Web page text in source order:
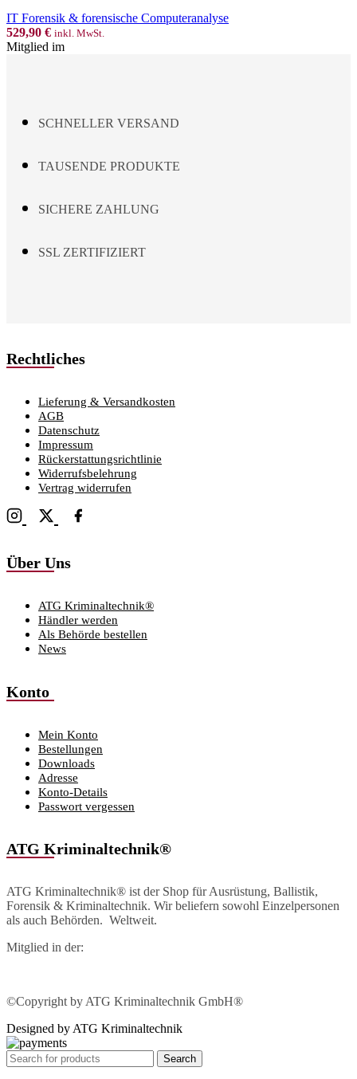
Menge
IT Forensik & forensische Computeranalyse
529,90 € inkl. MwSt.
Mitglied im
SCHNELLER VERSAND
TAUSENDE PRODUKTE
SICHERE ZAHLUNG
SSL ZERTIFIZIERT
Rechtliches
Lieferung & Versandkosten
AGB
Datenschutz
Impressum
Rückerstattungsrichtlinie
Widerrufsbelehrung
Vertrag widerrufen
Über Uns
ATG Kriminaltechnik®
Händler werden
Als Behörde bestellen
News
Konto
Mein Konto
Bestellungen
Downloads
Adresse
Konto-Details
Passwort vergessen
ATG Kriminaltechnik®
ATG Kriminaltechnik® ist der Shop für Ausrüstung, Ballistik,
Forensik & Kriminaltechnik. Wir beliefern sowohl Einzelpersonen
als auch Behörden. Weltweit.
Mitglied in der:
©Copyright by ATG Kriminaltechnik GmbH®
Designed by ATG Kriminaltechnik
Search